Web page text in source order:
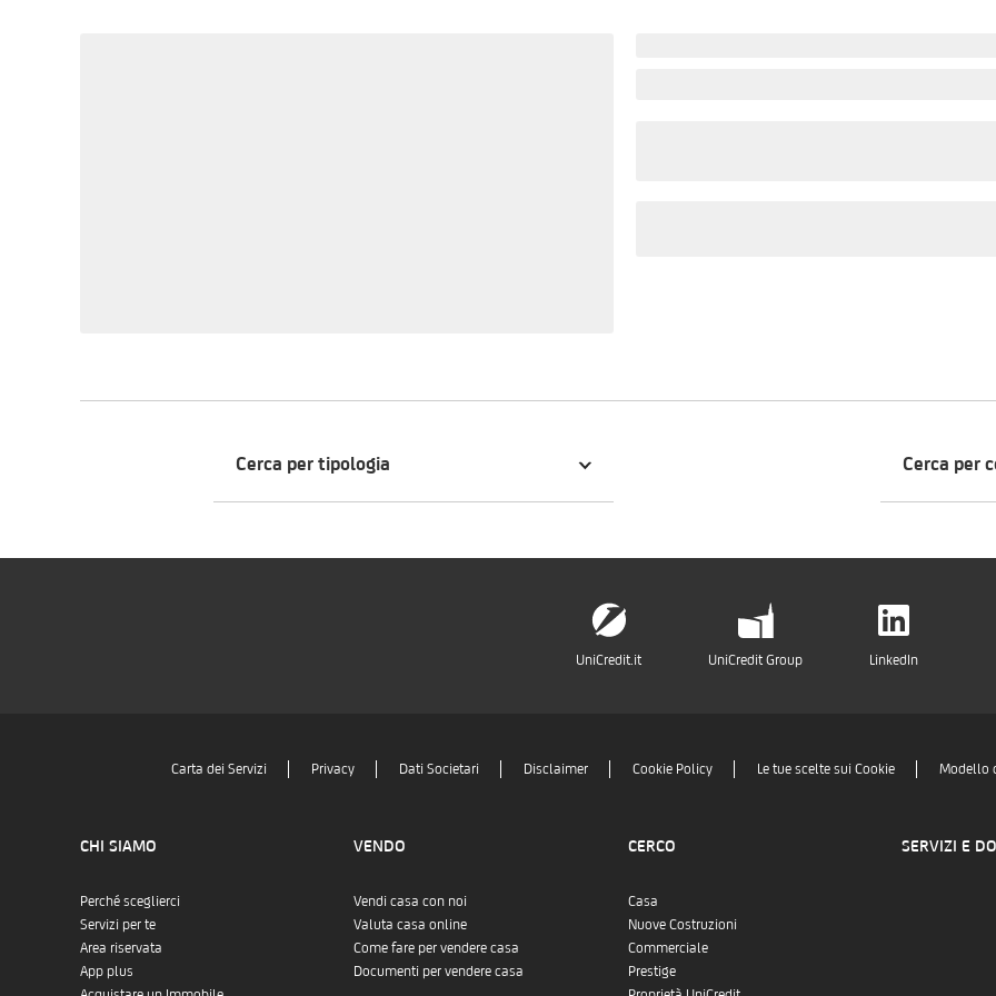
Cerca per tipologia Cerca per
UniCredit.it UniCredit Group LinkedIn
Carta dei Servizi Privacy Dati Societari Disclaimer Cookie Policy Le tue scelte sui Cookie Modello
CHI SIAMO
Perché sceglierci
Servizi per te
Area riservata
App plus
VENDO
Vendi casa con noi
Valuta casa online
Come fare per vendere casa
Documenti per vendere casa
CERCO
Casa
Nuove Costruzioni
Commerciale
Prestige
SERVIZI E